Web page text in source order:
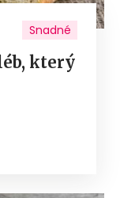
Snadné
který